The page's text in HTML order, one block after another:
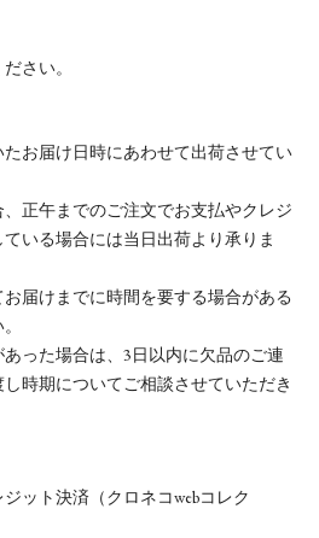
さい。
お届け日時にあわせて出荷させてい
正午までのご注文でお支払やクレジ
いる場合には当日出荷より承りま
届けまでに時間を要する場合がある
った場合は、3日以内に欠品のご連
時期についてご相談させていただき
ット決済（クロネコwebコレク